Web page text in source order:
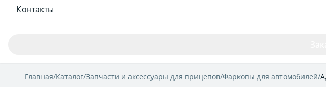
Контакты
Главная/Каталог/Запчасти и аксессуары для прицепов/Фаркопы для автомобилей/